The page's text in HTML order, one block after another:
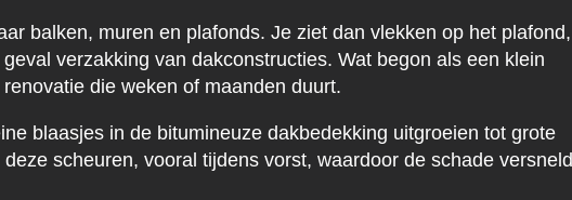
balken, muren en plafonds. Je ziet dan vlekken op het plafond,
verzakking van dakconstructies. Wat begon als een klein
die weken of maanden duurt.
blaasjes in de bitumineuze dakbedekking uitgroeien tot grote
scheuren, vooral tijdens vorst, waardoor de schade versneld